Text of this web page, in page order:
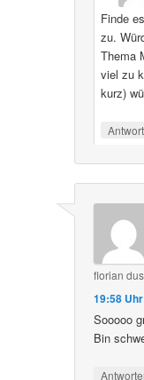
Finde
zu.
Thema
viel zu
kurz)
florian
19:58 Uhr
Sooooo
Bin